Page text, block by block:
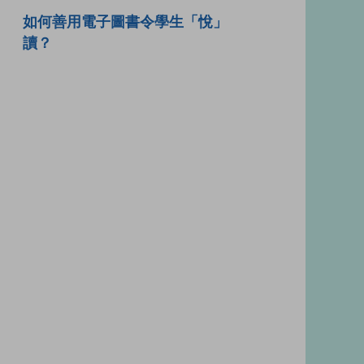
如何善用電子圖書令學生「悅」
讀？